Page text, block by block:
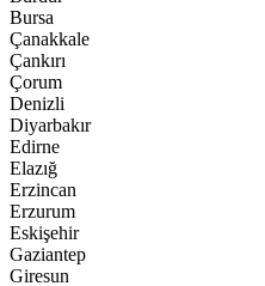
Bursa
Çanakkale
Çankırı
Çorum
Denizli
Diyarbakır
Edirne
Elazığ
Erzincan
Erzurum
Eskişehir
Gaziantep
Giresun